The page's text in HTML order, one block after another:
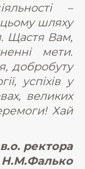
–
шляху
Щастя Вам,
мети.
добробуту
успіхів у
великих
Хай
ректора
Н.М.Фалько